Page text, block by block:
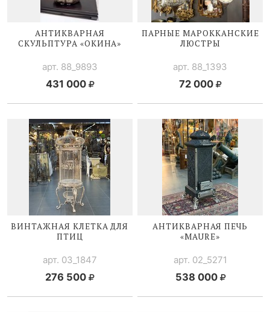
АНТИКВАРНАЯ
СКУЛЬПТУРА «ОКИНА»
арт. 88_9893
431 000
ПАРНЫЕ МАРОККАНСКИЕ
ЛЮСТРЫ
арт. 88_1393
72 000
ВИНТАЖНАЯ КЛЕТКА ДЛЯ
ПТИЦ
арт. 03_1847
276 500
АНТИКВАРНАЯ ПЕЧЬ
«MAURE»
арт. 02_5271
538 000